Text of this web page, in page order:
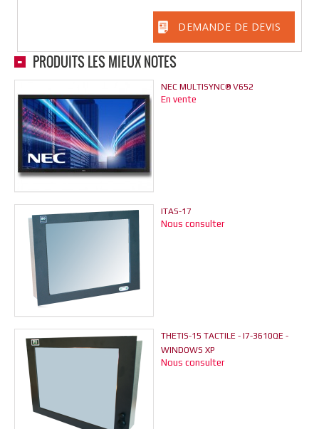
DEMANDE DE DEVIS
PRODUITS LES MIEUX NOTÉS
NEC MULTISYNC® V652
En vente
ITAS-17
Nous consulter
THETIS-15 TACTILE - I7-3610QE -
WINDOWS XP
Nous consulter